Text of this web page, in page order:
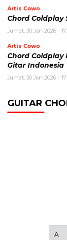
Artis Cowo
Chord Coldplay
Jumat, 30 Jan 2026 -
Artis Cowo
Chord Coldplay
Gitar Indonesia
Jumat, 30 Jan 2026 -
GUITAR